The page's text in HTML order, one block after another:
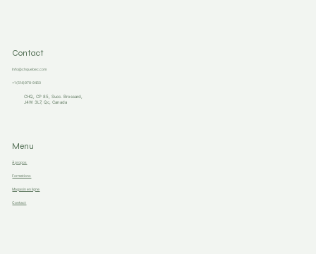
Contact
Info@chquebec.com
+1 (514)978-9450
CHQ, CP 85, Succ. Brossard,
J4W 3L7, Qc, Canada
Menu
À propos
Formations
Magasin en ligne
Contact